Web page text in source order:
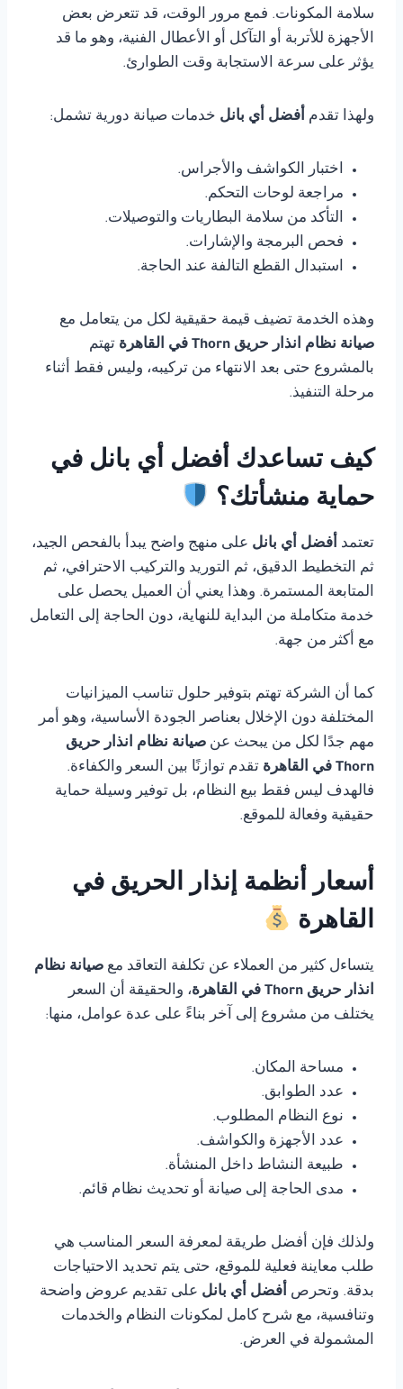
سلامة المكونات. فمع مرور الوقت، قد تتعرض بعض
الأجهزة للأتربة أو التآكل أو الأعطال الفنية، وهو ما قد
يؤثر على سرعة الاستجابة وقت الطوارئ.
ولهذا تقدم أفضل أي بانل خدمات صيانة دورية تشمل:
اختبار الكواشف والأجراس.
مراجعة لوحات التحكم.
التأكد من سلامة البطاريات والتوصيلات.
فحص البرمجة والإشارات.
استبدال القطع التالفة عند الحاجة.
وهذه الخدمة تضيف قيمة حقيقية لكل من يتعامل مع
صيانة نظام انذار حريق Thorn في القاهرة
تهتم
بالمشروع حتى بعد الانتهاء من تركيبه، وليس فقط أثناء
مرحلة التنفيذ.
كيف تساعدك أفضل أي بانل في
حماية منشأتك؟
تعتمد أفضل أي بانل على منهج واضح يبدأ بالفحص الجيد،
ثم التخطيط الدقيق، ثم التوريد والتركيب الاحترافي، ثم
المتابعة المستمرة. وهذا يعني أن العميل يحصل على
خدمة متكاملة من البداية للنهاية، دون الحاجة إلى التعامل
مع أكثر من جهة.
كما أن الشركة تهتم بتوفير حلول تناسب الميزانيات
المختلفة دون الإخلال بعناصر الجودة الأساسية، وهو أمر
مهم جدًا لكل من يبحث عن صيانة نظام انذار حريق
Thorn في القاهرة
تقدم توازنًا بين السعر والكفاءة.
فالهدف ليس فقط بيع النظام، بل توفير وسيلة حماية
حقيقية وفعالة للموقع.
أسعار أنظمة إنذار الحريق في
القاهرة
يتساءل كثير من العملاء عن تكلفة التعاقد مع صيانة نظام
انذار حريق Thorn في القاهرة
، والحقيقة أن السعر
يختلف من مشروع إلى آخر بناءً على عدة عوامل، منها:
مساحة المكان.
عدد الطوابق.
نوع النظام المطلوب.
عدد الأجهزة والكواشف.
طبيعة النشاط داخل المنشأة.
مدى الحاجة إلى صيانة أو تحديث نظام قائم.
ولذلك فإن أفضل طريقة لمعرفة السعر المناسب هي
طلب معاينة فعلية للموقع، حتى يتم تحديد الاحتياجات
بدقة. وتحرص أفضل أي بانل على تقديم عروض واضحة
وتنافسية، مع شرح كامل لمكونات النظام والخدمات
المشمولة في العرض.